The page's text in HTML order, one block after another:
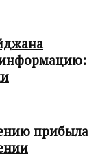
прибыла